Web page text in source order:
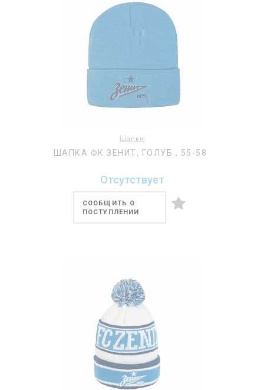
Шапки
ШАПКА ФК ЗЕНИТ, ГОЛУБ., 55-58
Отсутствует
СООБЩИТЬ О
ПОСТУПЛЕНИИ